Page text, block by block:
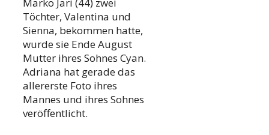
Marko Jari (44) zwei
Töchter, Valentina und
Sienna, bekommen hatte,
wurde sie Ende August
Mutter ihres Sohnes Cyan.
Adriana hat gerade das
allererste Foto ihres
Mannes und ihres Sohnes
veröffentlicht.